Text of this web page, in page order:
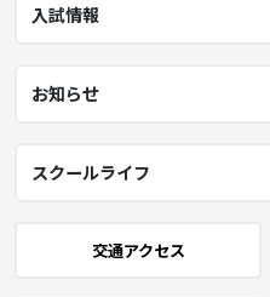
入試情報
お知らせ
スクールライフ
交通アクセス